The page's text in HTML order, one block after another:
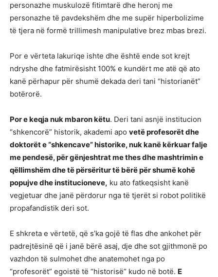
personazhe muskulozë fitimtarë dhe heronj me
personazhe të pavdekshëm dhe me supër hiperbolizime
të tjera në formë trillimesh manipulative brez mbas brezi.
Por e vërteta lakuriqe ishte dhe është ende sot krejt
ndryshe dhe fatmirësisht 100% e kundërt me atë që ato
kanë përhapur për shumë dekada deri tani “historianët”
botërorë.
Por e keqja nuk mbaron këtu. Deri tani asnjë institucion
“shkencorë” historik, akademi apo vetë profesorët dhe
doktorët e “shkencave” historike, nuk kanë kërkuar falje
me pendesë, për gënjeshtrat me thes dhe mashtrimin e
qëllimshëm dhe të përsëritur të bërë për shumë kohë
popujve dhe institucioneve, ku ato fatkeqsisht kanë
vegjetuar dhe janë përdorur nga të tjerët si robot politikë
propafandistik deri sot.
E shkreta e vërtetë, që s’ka gojë të flas dhe ankohet për
padrejtësinë që i janë bërë asaj, dje dhe sot gjithmonë po
vazhdon të sulmohet dhe anatemohet nga po
“profesorët” egoistë të “historisë” kudo në botë. E